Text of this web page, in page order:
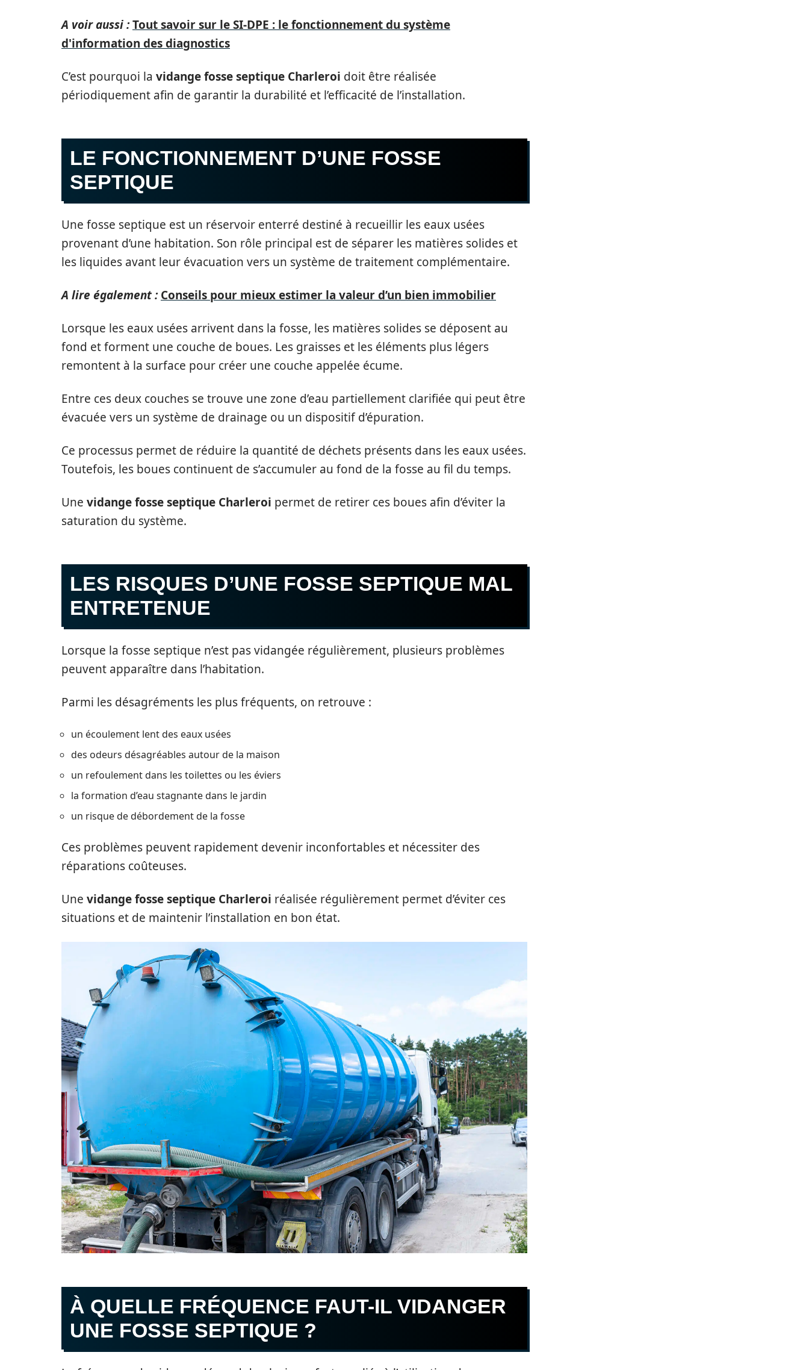
A voir aussi :Tout savoir sur le SI-DPE : le fonctionnement du système
d'information des diagnostics
C’est pourquoi la vidange fosse septique Charleroi doit être réalisée
périodiquement afin de garantir la durabilité et l’efficacité de l’installation.
LE FONCTIONNEMENT D’UNE FOSSE
SEPTIQUE
Une fosse septique est un réservoir enterré destiné à recueillir les eaux usées
provenant d’une habitation. Son rôle principal est de séparer les matières solides et
les liquides avant leur évacuation vers un système de traitement complémentaire.
A lire également : Conseils pour mieux estimer la valeur d’un bien immobilier
Lorsque les eaux usées arrivent dans la fosse, les matières solides se déposent au
fond et forment une couche de boues. Les graisses et les éléments plus légers
remontent à la surface pour créer une couche appelée écume.
Entre ces deux couches se trouve une zone d’eau partiellement clarifiée qui peut être
évacuée vers un système de drainage ou un dispositif d’épuration.
Ce processus permet de réduire la quantité de déchets présents dans les eaux usées.
Toutefois, les boues continuent de s’accumuler au fond de la fosse au fil du temps.
Une vidange fosse septique Charleroi permet de retirer ces boues afin d’éviter la
saturation du système.
LES RISQUES D’UNE FOSSE SEPTIQUE MAL
ENTRETENUE
Lorsque la fosse septique n’est pas vidangée régulièrement, plusieurs problèmes
peuvent apparaître dans l’habitation.
Parmi les désagréments les plus fréquents, on retrouve :
un écoulement lent des eaux usées
des odeurs désagréables autour de la maison
un refoulement dans les toilettes ou les éviers
la formation d’eau stagnante dans le jardin
un risque de débordement de la fosse
Ces problèmes peuvent rapidement devenir inconfortables et nécessiter des
réparations coûteuses.
Une vidange fosse septique Charleroi réalisée régulièrement permet d’éviter ces
situations et de maintenir l’installation en bon état.
À QUELLE FRÉQUENCE FAUT-IL VIDANGER
UNE FOSSE SEPTIQUE ?